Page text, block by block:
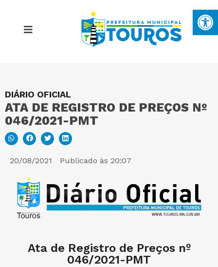
DIÁRIO OFICIAL
ATA DE REGISTRO DE PREÇOS Nº
046/2021-PMT
20/08/2021 Publicado às 20:07
Ata de Registro de Preços nº
046/2021-PMT
MAPA DO SITE
PORTAL DA TRANSPARÊNCIA
E-SIC
PERGUNTAS FREQUENTES